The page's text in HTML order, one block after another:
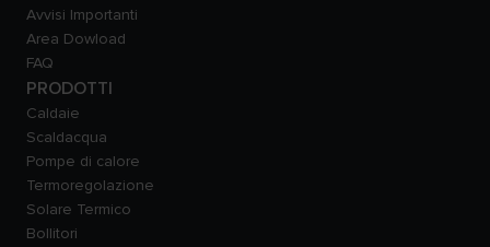
Avvisi Importanti
Area Dowload
FAQ
PRODOTTI
Caldaie
Scaldacqua
Pompe di calore
Termoregolazione
Solare Termico
Bollitori